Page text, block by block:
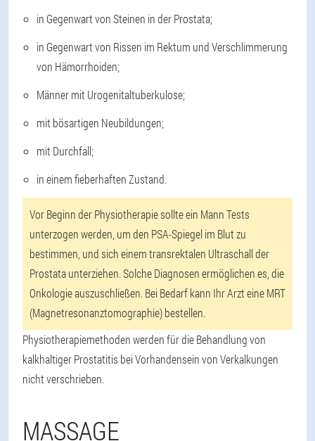
in Gegenwart von Steinen in der Prostata;
in Gegenwart von Rissen im Rektum und Verschlimmerung
von Hämorrhoiden;
Männer mit Urogenitaltuberkulose;
mit bösartigen Neubildungen;
mit Durchfall;
in einem fieberhaften Zustand.
Vor Beginn der Physiotherapie sollte ein Mann Tests
unterzogen werden, um den PSA-Spiegel im Blut zu
bestimmen, und sich einem transrektalen Ultraschall der
Prostata unterziehen. Solche Diagnosen ermöglichen es, die
Onkologie auszuschließen. Bei Bedarf kann Ihr Arzt eine MRT
(Magnetresonanztomographie) bestellen.
Physiotherapiemethoden werden für die Behandlung von
kalkhaltiger Prostatitis bei Vorhandensein von Verkalkungen
nicht verschrieben.
MASSAGE